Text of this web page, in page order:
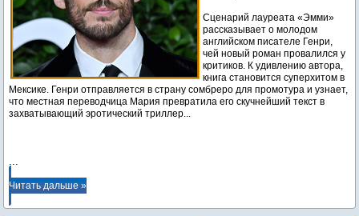
Сценарий лауреата «Эмми»
рассказывает о молодом
английском писателе Генри,
чей новый роман провалился у
критиков. К удивлению автора,
книга становится суперхитом в
Мексике. Генри отправляется в страну сомбреро для промотура и узнает,
что местная переводчица Мария превратила его скучнейший текст в
захватывающий эротический триллер...
...
Читать дальше »